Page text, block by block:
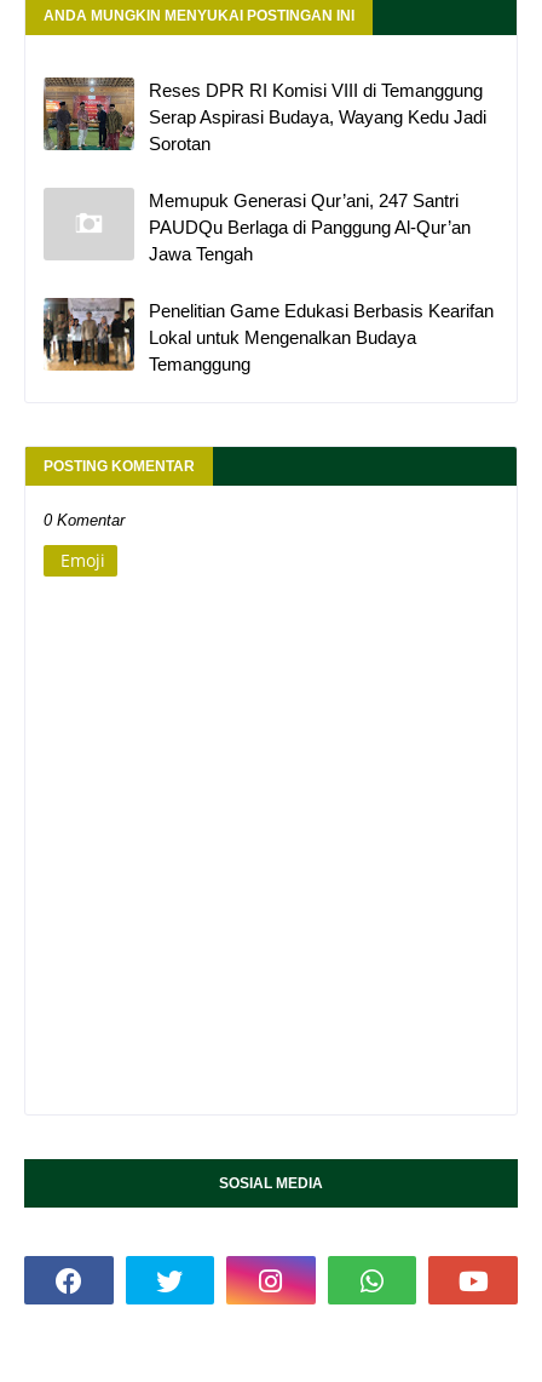
ANDA MUNGKIN MENYUKAI POSTINGAN INI
Reses DPR RI Komisi VIII di Temanggung
Serap Aspirasi Budaya, Wayang Kedu Jadi
Sorotan
Memupuk Generasi Qur’ani, 247 Santri
PAUDQu Berlaga di Panggung Al-Qur’an
Jawa Tengah
Penelitian Game Edukasi Berbasis Kearifan
Lokal untuk Mengenalkan Budaya
Temanggung
POSTING KOMENTAR
0 Komentar
Emoji
SOSIAL MEDIA